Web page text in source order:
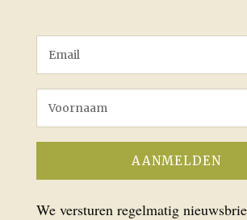
We versturen regelmatig